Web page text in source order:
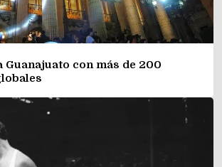
Guanajuato con más de 200